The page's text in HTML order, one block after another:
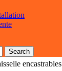
Search
encastrables